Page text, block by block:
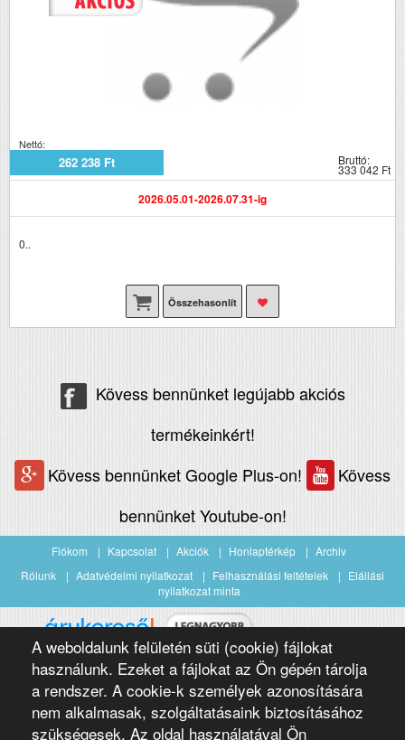
Nettó:
262 238 Ft Bruttó:
333 042 Ft
2026.05.01-2026.07.31-ig
0..
Összehasonlít
A weboldalunk felületén süti (cookie) fájlokat
használunk. Ezeket a fájlokat az Ön gépén tárolja
a rendszer. A cookie-k személyek azonosítására
nem alkalmasak, szolgáltatásaink biztosításához
szükségesek. Az oldal használatával Ön
Kövess bennünket legújabb akciós
termékeinkért!
Kövess bennünket Google Plus-on!
Kövess
bennünket Youtube-on!
Fiókom Kapcsolat Akciók Honlaptérkép
Archiv
Rólunk
Adatvédelmi nyilatkozat Felhasználási feltételek
Elállási
nyilatkozat minta